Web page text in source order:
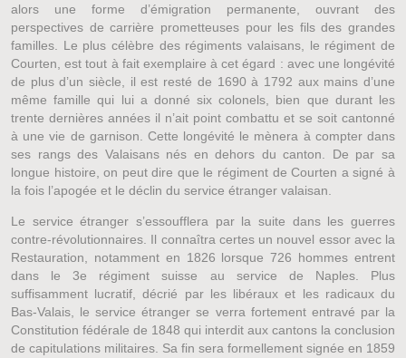
alors une forme d’émigration permanente, ouvrant des
perspectives de carrière prometteuses pour les fils des grandes
familles. Le plus célèbre des régiments valaisans, le régiment de
Courten, est tout à fait exemplaire à cet égard : avec une longévité
de plus d’un siècle, il est resté de 1690 à 1792 aux mains d’une
même famille qui lui a donné six colonels, bien que durant les
trente dernières années il n’ait point combattu et se soit cantonné
à une vie de garnison. Cette longévité le mènera à compter dans
ses rangs des Valaisans nés en dehors du canton. De par sa
longue histoire, on peut dire que le régiment de Courten a signé à
la fois l’apogée et le déclin du service étranger valaisan.
Le service étranger s’essoufflera par la suite dans les guerres
contre-révolutionnaires. Il connaîtra certes un nouvel essor avec la
Restauration, notamment en 1826 lorsque 726 hommes entrent
dans le 3e régiment suisse au service de Naples. Plus
suffisamment lucratif, décrié par les libéraux et les radicaux du
Bas-Valais, le service étranger se verra fortement entravé par la
Constitution fédérale de 1848 qui interdit aux cantons la conclusion
de capitulations militaires. Sa fin sera formellement signée en 1859